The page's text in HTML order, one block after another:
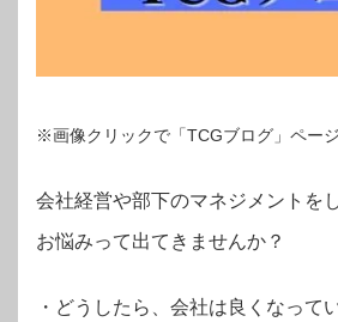
※画像クリックで「TCGブログ」ペー
会社経営や部下のマネジメントを
お悩みって出てきませんか？
・ どうしたら、会社は良くなって